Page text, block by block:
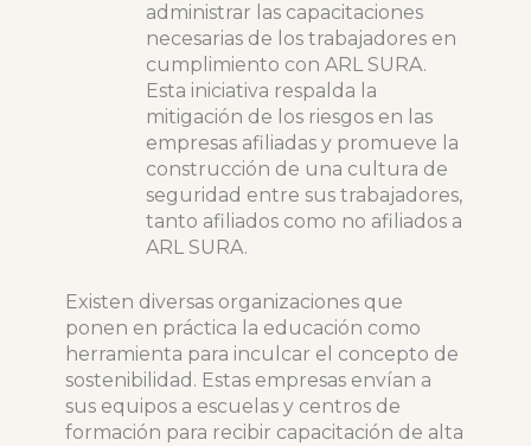
administrar las capacitaciones
necesarias de los trabajadores en
cumplimiento con ARL SURA.
Esta iniciativa respalda la
mitigación de los riesgos en las
empresas afiliadas y promueve la
construcción de una cultura de
seguridad entre sus trabajadores,
tanto afiliados como no afiliados a
ARL SURA.
Existen diversas organizaciones que
ponen en práctica la educación como
herramienta para inculcar el concepto de
sostenibilidad. Estas empresas envían a
sus equipos a escuelas y centros de
formación para recibir capacitación de alta